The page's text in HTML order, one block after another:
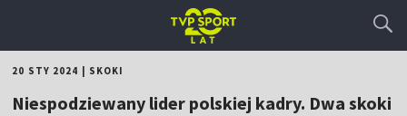
20 STY 2024 SKOKI
Niespodziewany lider polskiej kadry. Dwa skoki